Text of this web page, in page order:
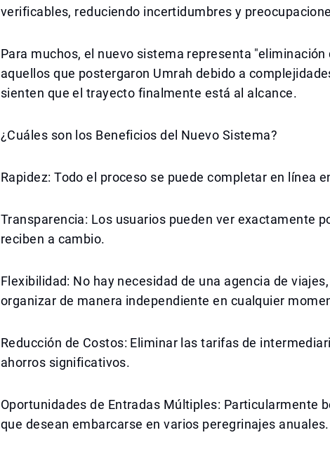
verificables, reduciendo incertidumbres y
Para muchos, el nuevo sistema representa
aquellos que postergaron Umrah debido a
sienten que el trayecto finalmente está al alcance.
¿Cuáles son los Beneficios del Nuevo Sistema?
Rapidez: Todo el proceso se puede completar en línea
Transparencia: Los usuarios pueden ver exactamente
reciben a cambio.
Flexibilidad: No hay necesidad de una agencia de
organizar de manera independiente en cualquier
Reducción de Costos: Eliminar las tarifas de
ahorros significativos.
Oportunidades de Entradas Múltiples: Particularmente
que desean embarcarse en varios peregrinajes anuales.